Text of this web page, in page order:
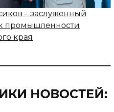
– заслуженный
промышленности
края
НОВОСТЕЙ: